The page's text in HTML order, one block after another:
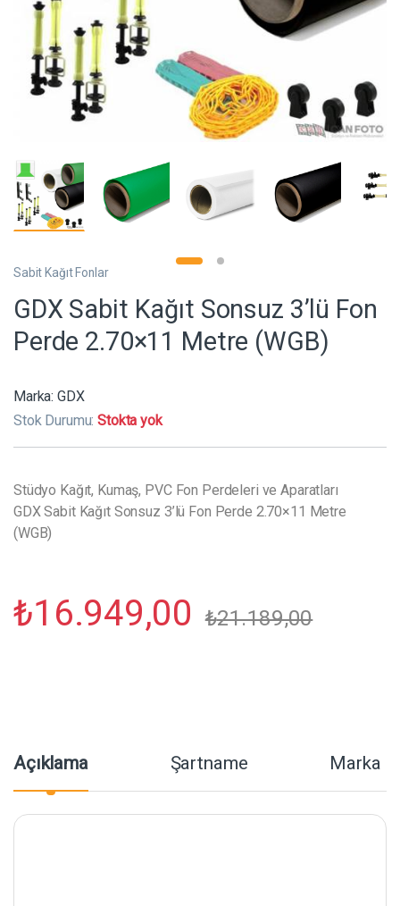
Sabit Kağıt Fonlar
GDX Sabit Kağıt Sonsuz 3’lü Fon
Perde 2.70×11 Metre (WGB)
Marka: GDX
Stok Durumu:Stokta yok
Stüdyo Kağıt, Kumaş, PVC Fon Perdeleri ve Aparatları
GDX Sabit Kağıt Sonsuz 3’lü Fon Perde 2.70×11 Metre
(WGB)
₺16.949,00 ₺21.189,00
Açıklama Şartname Marka